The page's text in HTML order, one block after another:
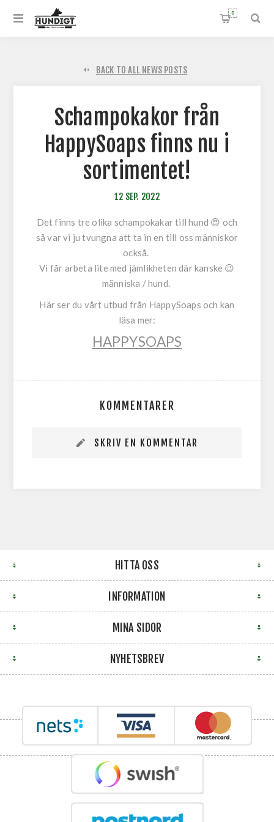
0
BACK TO ALL NEWS POSTS
Schampokakor från
HappySoaps finns nu i
sortimentet!
12 SEP. 2022
Det finns tre olika schampokakar till hund 😍 och
så var vi ju tvungna att ta in en till oss människor
också.
Vi får arbeta lite med jämlikheten där kanske 😉
människa / hund.
Här ser du vårt utbud från HappySoaps och kan
läsa mer:
HAPPYSOAPS
KOMMENTARER
SKRIV EN KOMMENTAR
HITTA OSS
INFORMATION
MINA SIDOR
NYHETSBREV